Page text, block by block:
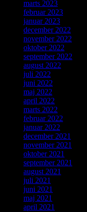
marts 2023
februar 2023
januar 2023
december 2022
november 2022
oktober 2022
september 2022
august 2022
juli 2022
juni 2022
maj 2022
april 2022
marts 2022
februar 2022
januar 2022
december 2021
november 2021
oktober 2021
september 2021
august 2021
juli 2021
juni 2021
maj 2021
april 2021